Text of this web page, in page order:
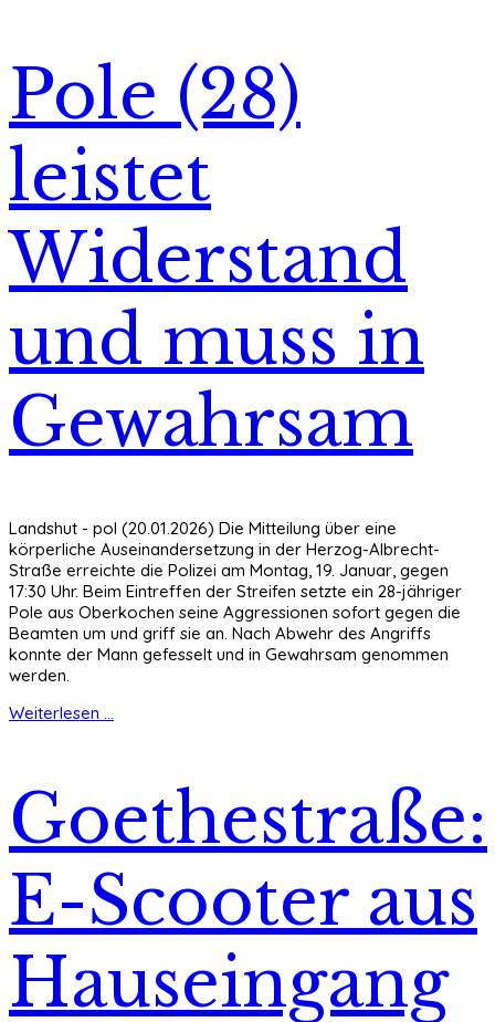
Pole (28)
leistet
Widerstand
und muss in
Gewahrsam
Landshut - pol (20.01.2026) Die Mitteilung über eine
körperliche Auseinandersetzung in der Herzog-Albrecht-
Straße erreichte die Polizei am Montag, 19. Januar, gegen
17:30 Uhr. Beim Eintreffen der Streifen setzte ein 28-jähriger
Pole aus Oberkochen seine Aggressionen sofort gegen die
Beamten um und griff sie an. Nach Abwehr des Angriffs
konnte der Mann gefesselt und in Gewahrsam genommen
werden.
Weiterlesen ...
Goethestraße:
E-Scooter aus
Hauseingang